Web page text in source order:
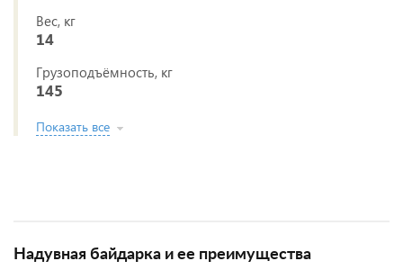
Вес, кг
14
Грузоподъёмность, кг
145
Показать все
Надувная байдарка и ее преимущества